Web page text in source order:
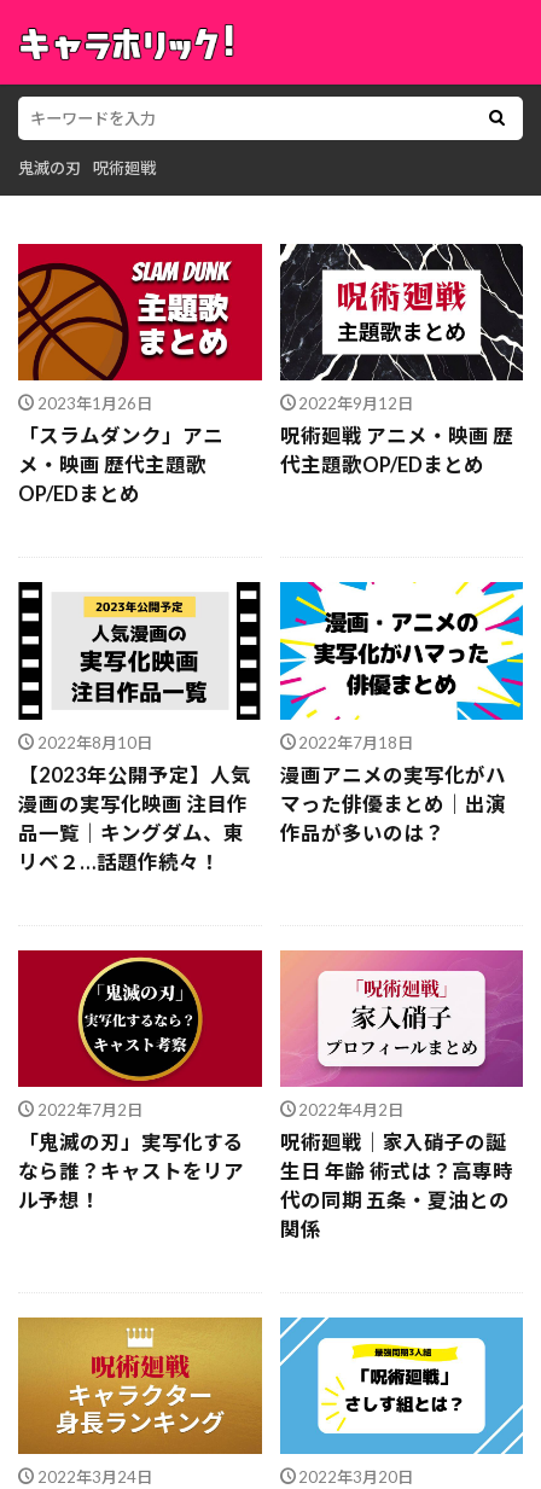
鬼滅の刃 呪術廻戦
2023年1月26日
「スラムダンク」アニ
メ・映画 歴代主題歌
OP/EDまとめ
2022年9月12日
呪術廻戦 アニメ・映画 歴
代主題歌OP/EDまとめ
2022年8月10日
【2023年公開予定】人気
漫画の実写化映画 注目作
品一覧｜キングダム、東
リベ２…話題作続々！
2022年7月18日
漫画アニメの実写化がハ
マった俳優まとめ｜出演
作品が多いのは？
2022年7月2日
「鬼滅の刃」実写化する
なら誰？キャストをリア
ル予想！
2022年4月2日
呪術廻戦｜家入硝子の誕
生日 年齢 術式は？高専時
代の同期 五条・夏油との
関係
2022年3月24日 2022年3月20日